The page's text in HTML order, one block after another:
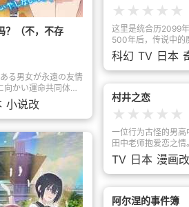
？（不，不存
る男女が永遠の友情
向かい運命共同体と
展しないまま2年
初恋がこない陽キャ
ひまり)と、 花を愛す
つめ ゆう)は、高校
二人だけの園芸部
。ところが、悠宇が
ことで、突如二人の
恋を知った日葵は〈
か？
小说改
魔法师美奈海·铃树
变！似乎哪里有古怪
好会，这所学校到底
啊，普通科一班的
是由两个与梦想擦肩
们谱写的青春×魔法
★ ★ ★ ★ ★
这里是统合历2099
500年后，传说中的
于发展达到极致的未
煌繁荣……以及其背
藉由「他」的降临
魔王将在未来纵横驰
科幻 TV 日本
村井之恋
★ ★ ★ ★ ★
一位行为古怪的男
田中老师抱爱恋之
她在乙女游戏中的最
セ）」。对此一无所
为「黑长发不在恋
绝。然而，第二天
的“最爱角色”形象出
TV 日本 漫画改
阿尔涅的事件簿